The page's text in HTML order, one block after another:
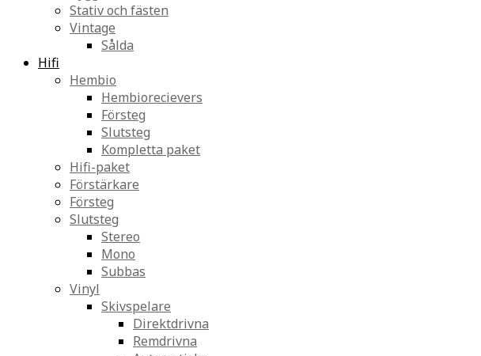
Stativ och fästen
Vintage
Sålda
Hifi
Hembio
Hembiorecievers
Försteg
Slutsteg
Kompletta paket
Hifi-paket
Förstärkare
Försteg
Slutsteg
Stereo
Mono
Subbas
Vinyl
Skivspelare
Direktdrivna
Remdrivna